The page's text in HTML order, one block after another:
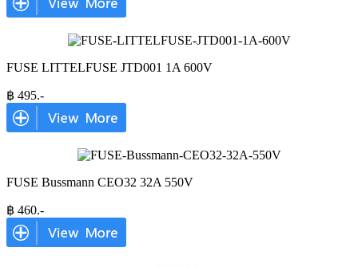
FUSE LITTELFUSE JTD001 1A 600V
฿ 495.-
FUSE Bussmann CEO32 32A 550V
฿ 460.-